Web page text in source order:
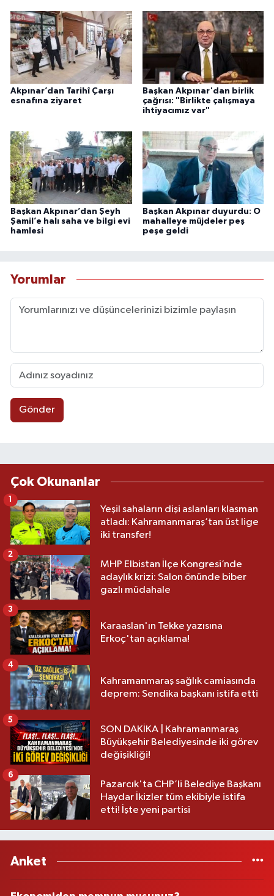
Akpınar’dan Tarihî Çarşı
esnafına ziyaret
Başkan Akpınar'dan birlik
çağrısı: "Birlikte çalışmaya
ihtiyacımız var"
Başkan Akpınar’dan Şeyh
Şamil’e halı saha ve bilgi evi
hamlesi
Başkan Akpınar duyurdu: O
mahalleye müjdeler peş
peşe geldi
Yorumlar
Gönder
Çok Okunanlar
Yeşil sahaların dişi aslanları klasman
atladı: Kahramanmaraş’tan üst lige
iki transfer!
1
MHP Elbistan İlçe Kongresi’nde
adaylık krizi: Salon önünde biber
gazlı müdahale
2
Karaaslan'ın Tekke yazısına
Erkoç'tan açıklama!
3
Kahramanmaraş sağlık camiasında
deprem: Sendika başkanı istifa etti
4
SON DAKİKA | Kahramanmaraş
Büyükşehir Belediyesinde iki görev
değişikliği!
5
Pazarcık'ta CHP’li Belediye Başkanı
Haydar İkizler tüm ekibiyle istifa
etti! İşte yeni partisi
6
Anket